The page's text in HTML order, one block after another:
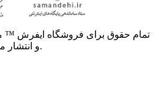
و انتشار محتوا با حفظ اثر بلامانع است.